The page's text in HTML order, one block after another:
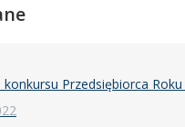
konkursu Przedsiębiorca Roku